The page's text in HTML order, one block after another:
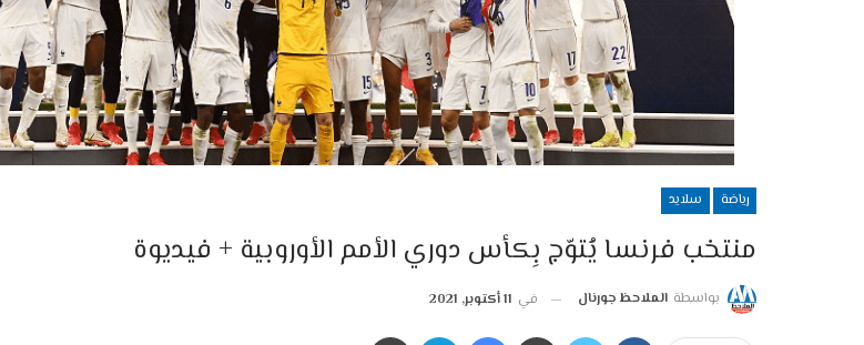
رياضة سلايد
منتخب فرنسا يُتوّج بِكأس دوري الأمم الأوروبية + فيديوة
بواسطة الملاحظ جورنال في 11 أكتوبر, 2021